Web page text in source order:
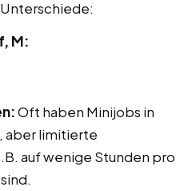
M:
Oft haben Minijobs in
aber limitierte
auf wenige Stunden pro